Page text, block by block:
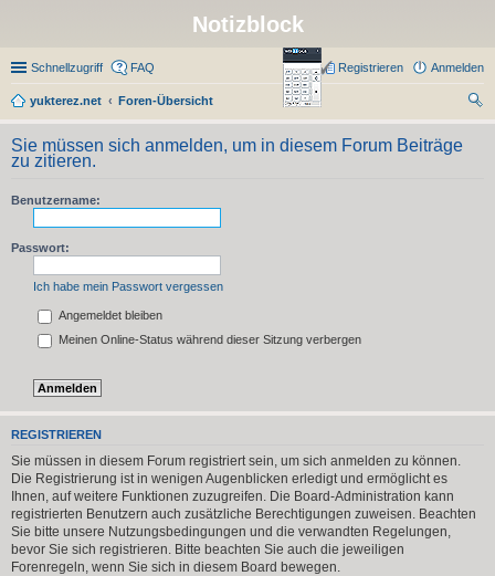
Notizblock
Schnellzugriff FAQ Anmelden
Registrieren
yukterez.net
Foren-Übersicht
uc
Sie müssen sich anmelden, um in diesem Forum Beiträge
zu zitieren.
Benutzername:
Passwort:
Ich habe mein Passwort vergessen
Angemeldet bleiben
Meinen Online-Status während dieser Sitzung verbergen
REGISTRIEREN
Sie müssen in diesem Forum registriert sein, um sich anmelden zu können.
Die Registrierung ist in wenigen Augenblicken erledigt und ermöglicht es
Ihnen, auf weitere Funktionen zuzugreifen. Die Board-Administration kann
registrierten Benutzern auch zusätzliche Berechtigungen zuweisen. Beachten
Sie bitte unsere Nutzungsbedingungen und die verwandten Regelungen,
bevor Sie sich registrieren. Bitte beachten Sie auch die jeweiligen
Forenregeln, wenn Sie sich in diesem Board bewegen.